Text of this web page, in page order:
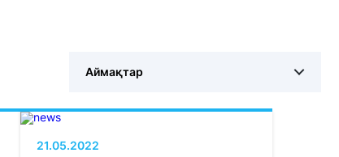
Аймақтар
21.05.2022